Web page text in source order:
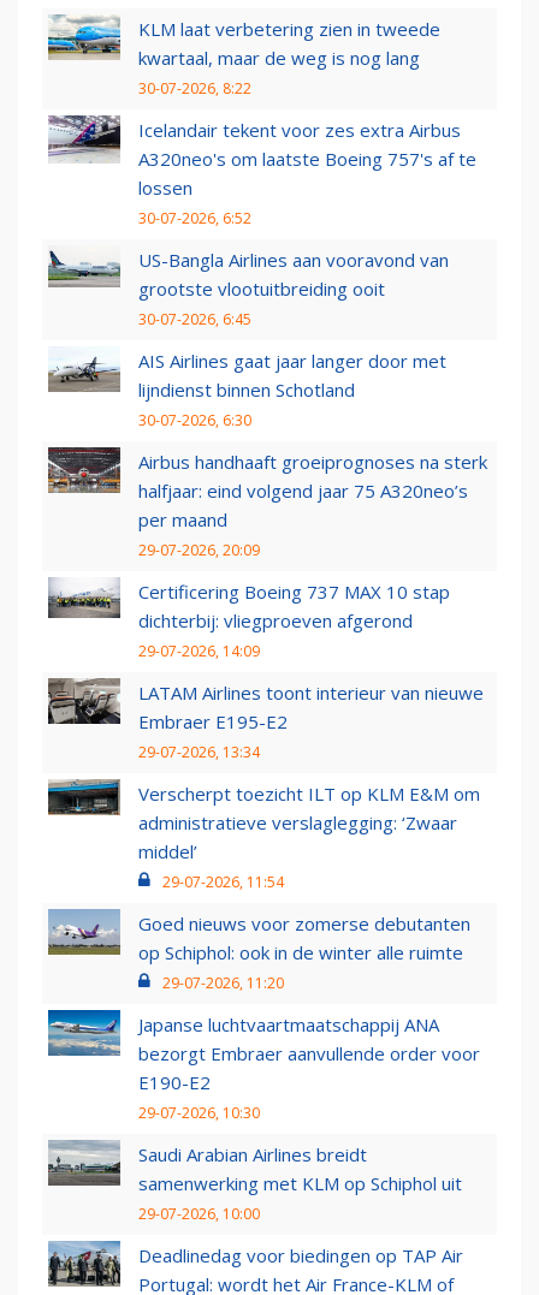
KLM laat verbetering zien in tweede
kwartaal, maar de weg is nog lang
30-07-2026, 8:22
Icelandair tekent voor zes extra Airbus
A320neo's om laatste Boeing 757's af te
lossen
30-07-2026, 6:52
US-Bangla Airlines aan vooravond van
grootste vlootuitbreiding ooit
30-07-2026, 6:45
AIS Airlines gaat jaar langer door met
lijndienst binnen Schotland
30-07-2026, 6:30
Airbus handhaaft groeiprognoses na sterk
halfjaar: eind volgend jaar 75 A320neo’s
per maand
29-07-2026, 20:09
Certificering Boeing 737 MAX 10 stap
dichterbij: vliegproeven afgerond
29-07-2026, 14:09
LATAM Airlines toont interieur van nieuwe
Embraer E195-E2
29-07-2026, 13:34
Verscherpt toezicht ILT op KLM E&M om
administratieve verslaglegging: ‘Zwaar
middel’
29-07-2026, 11:54
Goed nieuws voor zomerse debutanten
op Schiphol: ook in de winter alle ruimte
29-07-2026, 11:20
Japanse luchtvaartmaatschappij ANA
bezorgt Embraer aanvullende order voor
E190-E2
29-07-2026, 10:30
Saudi Arabian Airlines breidt
samenwerking met KLM op Schiphol uit
29-07-2026, 10:00
Deadlinedag voor biedingen op TAP Air
Portugal: wordt het Air France-KLM of